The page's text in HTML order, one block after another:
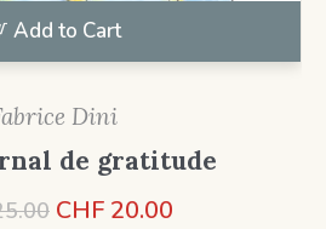
Add to Cart
Dini
de gratitude
Le
CHF 20.00Le